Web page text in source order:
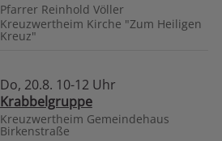
Pfarrer Reinhold Völler
Kreuzwertheim Kirche "Zum Heiligen
Kreuz"
Do, 20.8. 10-12 Uhr
Krabbelgruppe
Kreuzwertheim Gemeindehaus
Birkenstraße